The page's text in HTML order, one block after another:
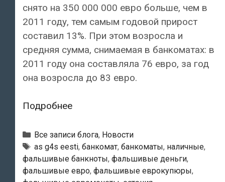
снято на 350 000 000 евро больше, чем в
2011 году, тем самым годовой прирост
составил 13%. При этом возросла и
средняя сумма, снимаемая в банкоматах: в
2011 году она составляла 76 евро, за год
она возросла до 83 евро.
ПодробнееЧерез
в
Эстонии
снимается
все
Рубрики
Все записи блога, Новости
Тэги
as g4s eesti, банкомат, банкоматы, наличные,
фальшивые банкноты, фальшивые деньги,
фальшивые евро, фальшивые еврокупюры,